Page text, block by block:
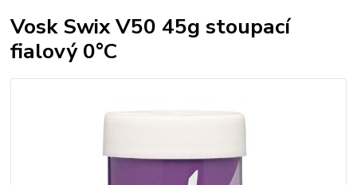
Vosk Swix V50 45g stoupací
fialový 0°C